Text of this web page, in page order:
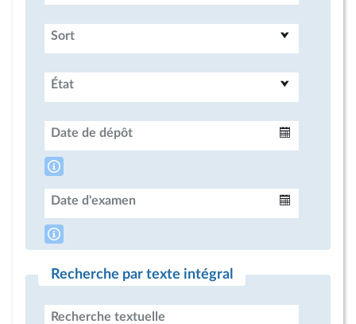
Sort
État
Date de dépôt
Date d'examen
Recherche par texte intégral
Recherche textuelle